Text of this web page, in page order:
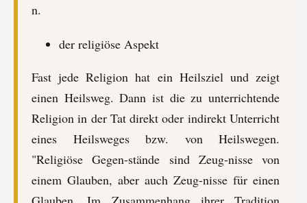
n.
der religiöse Aspekt
Fast jede Religion hat ein Heilsziel und zeigt
einen Heilsweg. Dann ist die zu unterrichtende
Religion in der Tat direkt oder indirekt Unterricht
eines Heilsweges bzw. von Heilswegen.
"Religiöse Gegen-stände sind Zeug-nisse von
einem Glauben, aber auch Zeug-nisse für einen